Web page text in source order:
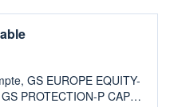
GS EUROPE EQUITY-
PROTECTION-P CAP